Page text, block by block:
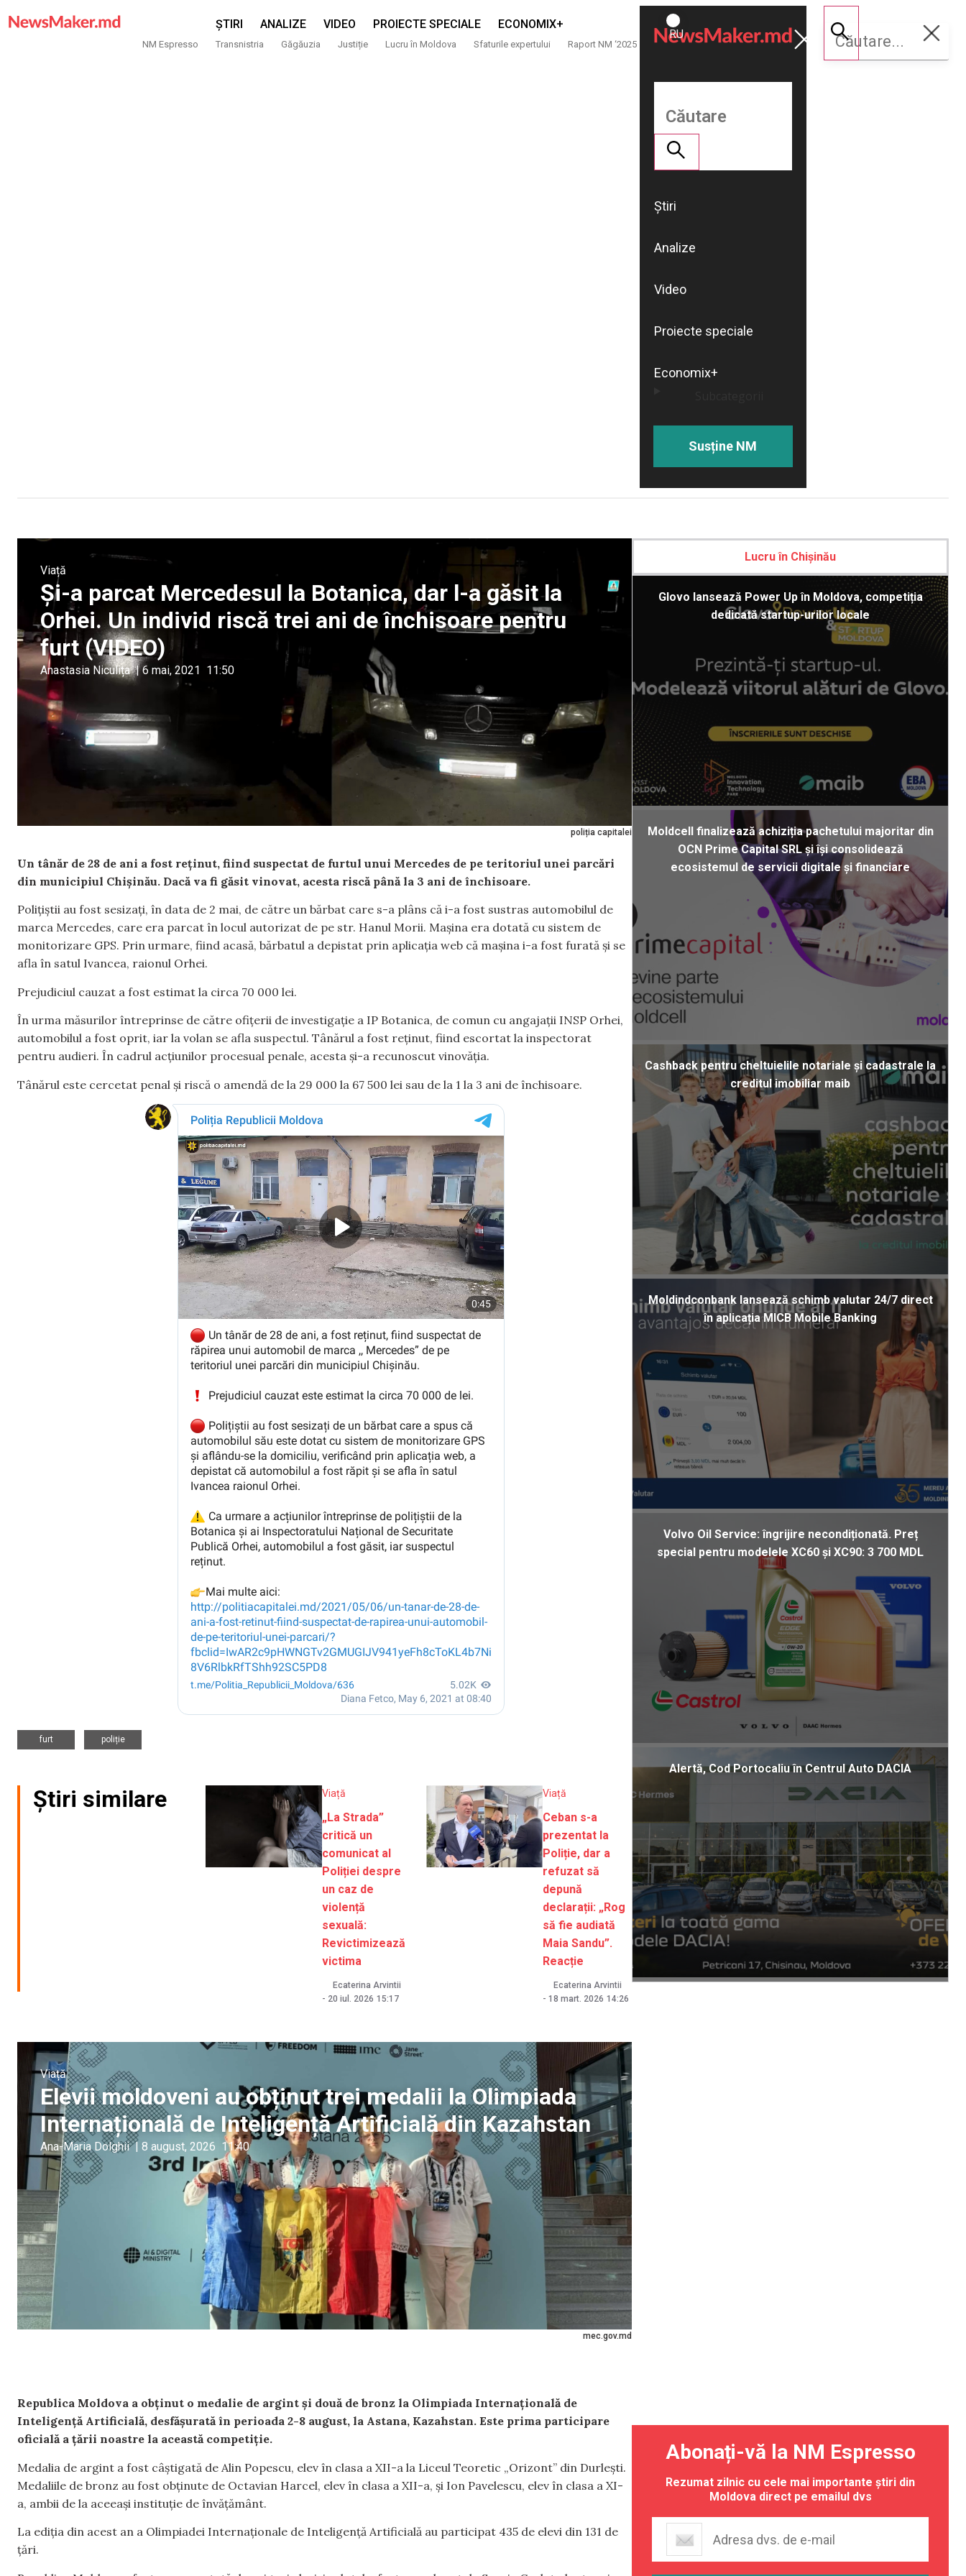
ȘTIRI ANALIZE VIDEO PROIECTE SPECIALE ECONOMIX+
NM Espresso Transnistria Găgăuzia Justiție Lucru în Moldova Sfaturile expertului Raport NM ‘2025
ROMÂNĂ
RU
Susține
NM
Știri
Analize
Video
Proiecte speciale
Economix+
Susține NM
poliția capitalei
Viață
Și-a parcat Mercedesul la Botanica, dar l-a găsit la
Orhei. Un individ riscă trei ani de închisoare pentru
furt (VIDEO)
Anastasia Niculița | 6 mai, 2021 11:50
Un tânăr de 28 de ani a fost reținut, fiind suspectat de furtul unui Mercedes de pe teritoriul unei parcări
din municipiul Chișinău. Dacă va fi găsit vinovat, acesta riscă până la 3 ani de închisoare.
Polițiștii au fost sesizați, în data de 2 mai, de către un bărbat care s-a plâns că i-a fost sustras automobilul de
marca Mercedes, care era parcat în locul autorizat de pe str. Hanul Morii. Mașina era dotată cu sistem de
monitorizare GPS. Prin urmare, fiind acasă, bărbatul a depistat prin aplicația web că mașina i-a fost furată și se
afla în satul Ivancea, raionul Orhei.
Prejudiciul cauzat a fost estimat la circa 70 000 lei.
În urma măsurilor întreprinse de către ofițerii de investigație a IP Botanica, de comun cu angajații INSP Orhei,
automobilul a fost oprit, iar la volan se afla suspectul. Tânărul a fost reținut, fiind escortat la inspectorat
pentru audieri. În cadrul acțiunilor procesual penale, acesta și-a recunoscut vinovăția.
Tânărul este cercetat penal și riscă o amendă de la 29 000 la 67 500 lei sau de la 1 la 3 ani de închisoare.
furt
poliție
Știri similare Viață
„La Strada”
critică un
comunicat al
Poliției despre
un caz de
violență
sexuală:
Revictimizează
victima
Ecaterina Arvintii
- 20 iul. 2026 15:17
Viață
Ceban s-a
prezentat la
Poliție, dar a
refuzat să
depună
declarații: „Rog
să fie audiată
Maia Sandu”.
Reacție
Ecaterina Arvintii
- 18 mart. 2026 14:26
mec.gov.md
Viață
Elevii moldoveni au obținut trei medalii la Olimpiada
Internațională de Inteligență Artificială din Kazahstan
Ana-Maria Dolghii | 8 august, 2026 11:40
Republica Moldova a obținut o medalie de argint și două de bronz la Olimpiada Internațională de
Inteligență Artificială, desfășurată în perioada 2-8 august, la Astana, Kazahstan. Este prima participare
oficială a țării noastre la această competiție.
Medalia de argint a fost câștigată de Alin Popescu, elev în clasa a XII-a la Liceul Teoretic „Orizont” din Durlești.
Medaliile de bronz au fost obținute de Octavian Harcel, elev în clasa a XII-a, și Ion Pavelescu, elev în clasa a XI-
a, ambii de la aceeași instituție de învățământ.
La ediția din acest an a Olimpiadei Internaționale de Inteligență Artificială au participat 435 de elevi din 131 de
țări.
Lucru în Chișinău
Glovo lansează Power Up în Moldova, competiția
dedicată startup-urilor locale
Moldcell finalizează achiziția pachetului majoritar din
OCN Prime Capital SRL și își consolidează
ecosistemul de servicii digitale și financiare
Cashback pentru cheltuielile notariale și cadastrale la
creditul imobiliar maib
Moldindconbank lansează schimb valutar 24/7 direct
în aplicația MICB Mobile Banking
Volvo Oil Service: îngrijire necondiționată. Preț
special pentru modelele XC60 și XC90: 3 700 MDL
Alertă, Cod Portocaliu în Centrul Auto DACIA
Abonați-vă la NM Espresso
Rezumat zilnic cu cele mai importante știri din
Moldova direct pe emailul dvs